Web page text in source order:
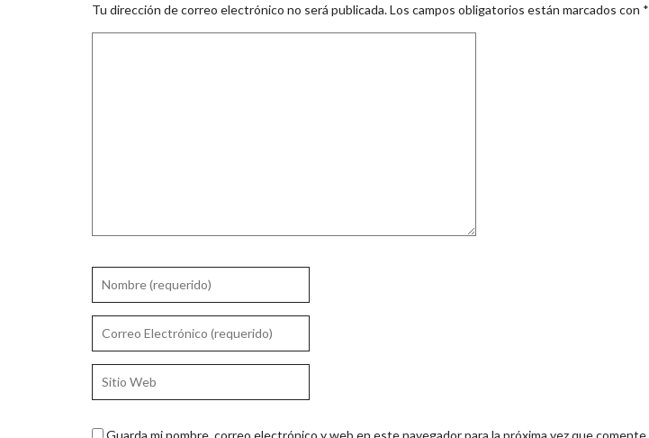
Tu dirección de correo electrónico no será publicada.Los campos obligatorios están marcados con *
Guarda mi nombre, correo electrónico y web en este navegador para la próxima vez que comente.